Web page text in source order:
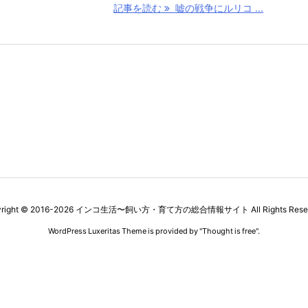
記事を読む 嘘の戦争にルリコ ...
© 2016-2026 インコ生活〜飼い方・育て方の総合情報サイト All Rights
WordPress Luxeritas Theme is provided by "Thought is free".